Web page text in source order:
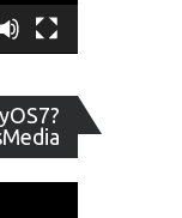
de
vídeo